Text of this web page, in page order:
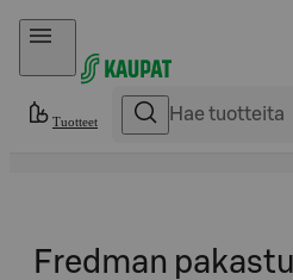
Hyppää sisältöön
Tuotteet
Fredman